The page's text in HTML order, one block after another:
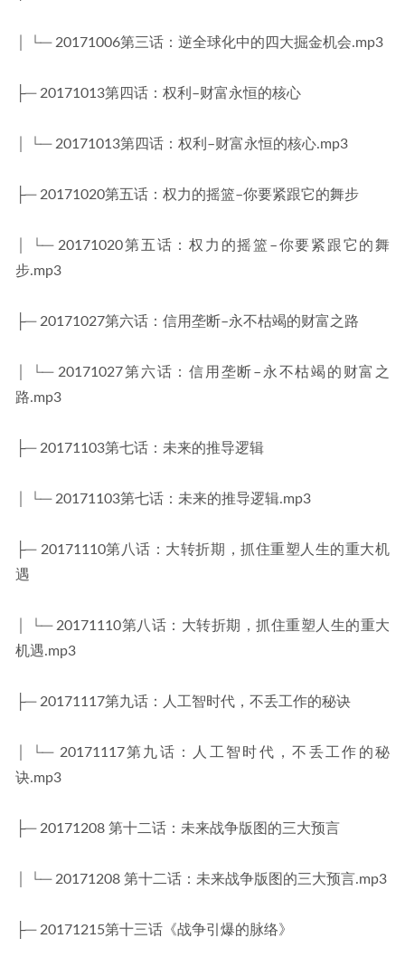
│ └─ 20171006第三话：逆全球化中的四大掘金机会.mp3
├─ 20171013第四话：权利–财富永恒的核心
│ └─ 20171013第四话：权利–财富永恒的核心.mp3
├─ 20171020第五话：权力的摇篮–你要紧跟它的舞步
│ └─ 20171020第五话：权力的摇篮–你要紧跟它的舞
步.mp3
├─ 20171027第六话：信用垄断–永不枯竭的财富之路
│ └─ 20171027第六话：信用垄断–永不枯竭的财富之
路.mp3
├─ 20171103第七话：未来的推导逻辑
│ └─ 20171103第七话：未来的推导逻辑.mp3
├─ 20171110第八话：大转折期，抓住重塑人生的重大机
遇
│ └─ 20171110第八话：大转折期，抓住重塑人生的重大
机遇.mp3
├─ 20171117第九话：人工智时代，不丢工作的秘诀
│ └─ 20171117第九话：人工智时代，不丢工作的秘
诀.mp3
├─ 20171208 第十二话：未来战争版图的三大预言
│ └─ 20171208 第十二话：未来战争版图的三大预言.mp3
├─ 20171215第十三话《战争引爆的脉络》